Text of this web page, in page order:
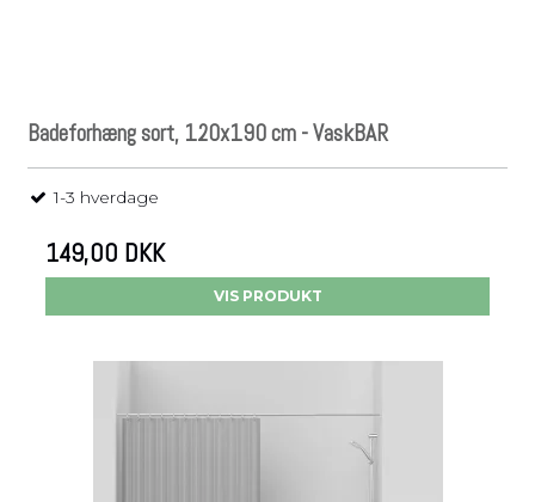
Badeforhæng sort, 120x190 cm - VaskBAR
1-3 hverdage
149,00 DKK
VIS PRODUKT